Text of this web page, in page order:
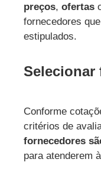
preços, ofertas
fornecedores
estipulados.
Selecionar
Conforme
critérios de
fornecedores
para atenderem